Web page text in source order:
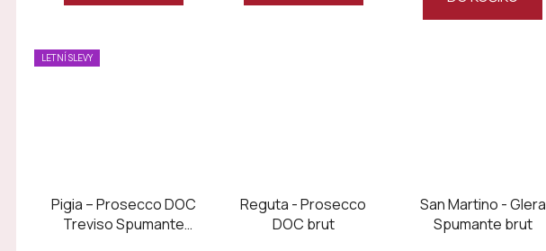
LETNÍ SLEVY
Pigia – Prosecco DOC
Treviso Spumante
Reguta - Prosecco
DOC brut
San Martino - Glera
Spumante brut